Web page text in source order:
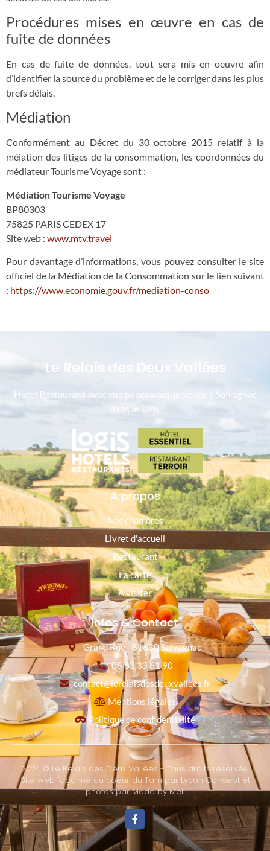
Procédures mises en œuvre en cas de
fuite de données
En cas de fuite de données, tout sera mis en oeuvre afin
d’identifier la source du problème et de le corriger dans les plus
brefs délais.
Médiation
Conformément au Décret du 30 octobre 2015 relatif à la
méiation des litiges de la consommation, les coordonnées du
médiateur Tourisme Voyage sont :
Médiation Tourisme Voyage
BP80303
75825 PARIS CEDEX 17
Site web : www.mtv.travel
Pour davantage d’informations, vous pouvez consulter le site
officiel de la Médiation de la Consommation sur le lien suivant
: https://www.economie.gouv.fr/mediation-conso
Le Relais des Deux Vallées
Hôtel Restaurant avec vue panoramique située à Salvagnac
dans le Tarn.
A propos
Nos chambres
Livret d'accueil
Restaurant
La carte
A visiter
Infos & Contact
Grand Rue - 81630 Salvagnac
05 63 33 61 90
contact@lerelaisdesdeuxvallees.fr
Mentions légales
Politique de confidentialité
2024 © Le Relais des Deux Vallées - Tous droits réservés.
Site web façonné au coeur du Tarn par Lycan Conceptet
photos parMade by Mell